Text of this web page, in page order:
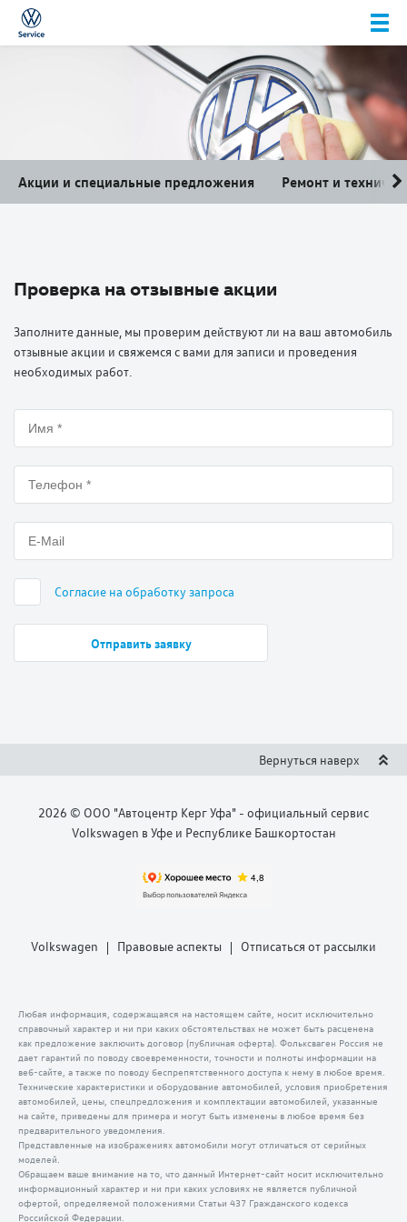
Акции и специальные предложения Ремонт и
Проверка на отзывные акции
Заполните данные, мы проверим действуют ли на ваш автомобиль
отзывные акции и свяжемся с вами для записи и проведения
необходимых работ.
Согласие на обработку запроса
Вернуться наверх
2026 © ООО "Автоцентр Керг Уфа" - официальный сервис
Volkswagen в Уфе и Республике Башкортостан
Volkswagen Правовые аспекты Отписаться от рассылки
Любая информация, содержащаяся на настоящем сайте, носит исключительно
справочный характер и ни при каких обстоятельствах не может быть расценена
как предложение заключить договор (публичная оферта). Фольксваген Россия не
дает гарантий по поводу своевременности, точности и полноты информации на
веб-сайте, а также по поводу беспрепятственного доступа к нему в любое время.
Технические характеристики и оборудование автомобилей, условия приобретения
автомобилей, цены, спецпредложения и комплектации автомобилей, указанные
на сайте, приведены для примера и могут быть изменены в любое время без
предварительного уведомления.
Представленные на изображениях автомобили могут отличаться от серийных
моделей.
Обращаем ваше внимание на то, что данный Интернет-сайт носит исключительно
информационный характер и ни при каких условиях не является публичной
офертой, определяемой положениями Статьи 437 Гражданского кодекса
Российской Федерации.